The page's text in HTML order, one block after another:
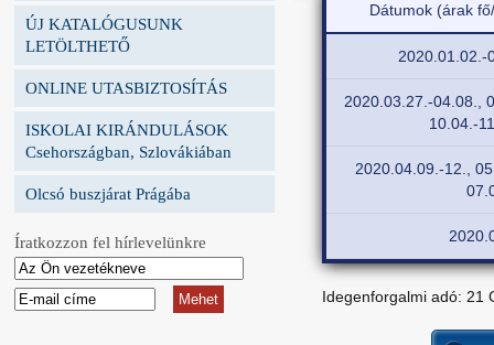
ÚJ KATALÓGUSUNK
LETÖLTHETŐ
ONLINE UTASBIZTOSÍTÁS
ISKOLAI KIRÁNDULÁSOK
Csehországban, Szlovákiában
Olcsó buszjárat Prágába
Íratkozzon fel hírlevelünkre
Dátumok (árak
2020.01.02.-
2020.03.27.-04.08.,
10.04.-
2020.04.09.-12.,
Idegenforgalmi adó: 21